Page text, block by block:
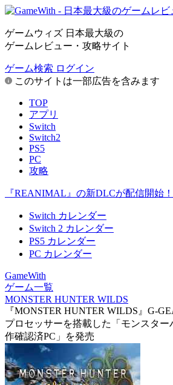
ゲームウィズ 日本最大級の
ゲームレビュー・攻略サイト
ゲーム検索 ログイン
このサイトは一部広告を含みます
TOP
アプリ
Switch
Switch2
PS5
PC
攻略
『REANIMAL』の新DLCが配信開始！
Switch カレンダー
Switch 2 カレンダー
PS5 カレンダー
PC カレンダー
GameWith
ゲーム一覧
MONSTER HUNTER WILDS
『MONSTER HUNTER WILDS』G-
プロセッサーを搭載した「モンスター
作確認済PC」を発売